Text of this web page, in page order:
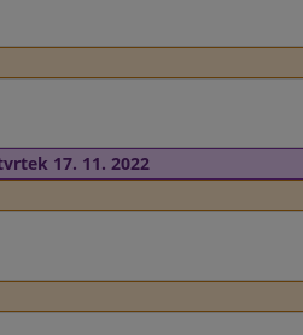
17. 11. 2022